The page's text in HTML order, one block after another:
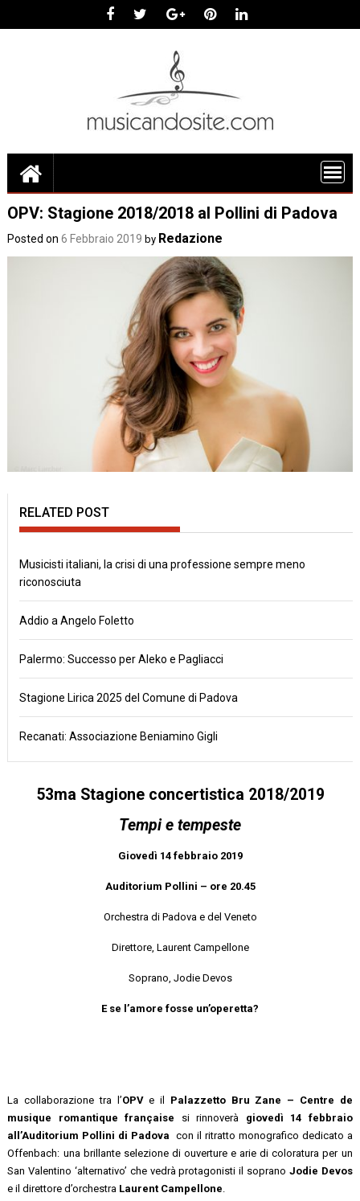
OPV: Stagione 2018/2018 al Pollini di Padova
Posted on6 Febbraio 2019 by Redazione
RELATED POST
Musicisti italiani, la crisi di una professione sempre meno
riconosciuta
Addio a Angelo Foletto
Palermo: Successo per Aleko e Pagliacci
Stagione Lirica 2025 del Comune di Padova
Recanati: Associazione Beniamino Gigli
53ma Stagione concertistica 2018/2019
Tempi e tempeste
Giovedì 14 febbraio 2019
Auditorium Pollini – ore 20.45
Orchestra di Padova e del Veneto
Direttore, Laurent Campellone
Soprano, Jodie Devos
E se l’amore fosse un’operetta?
La collaborazione tra l’OPVe il Palazzetto Bru Zane – Centre de
musique romantique française si rinnoverà giovedì 14 febbraio
all’Auditorium Pollini di Padova con il ritratto monografico dedicato a
Offenbach: una brillante selezione di ouverture e arie di coloratura per un
San Valentino ‘alternativo’ che vedrà protagonisti il soprano Jodie Devos
e il direttore d’orchestra Laurent Campellone